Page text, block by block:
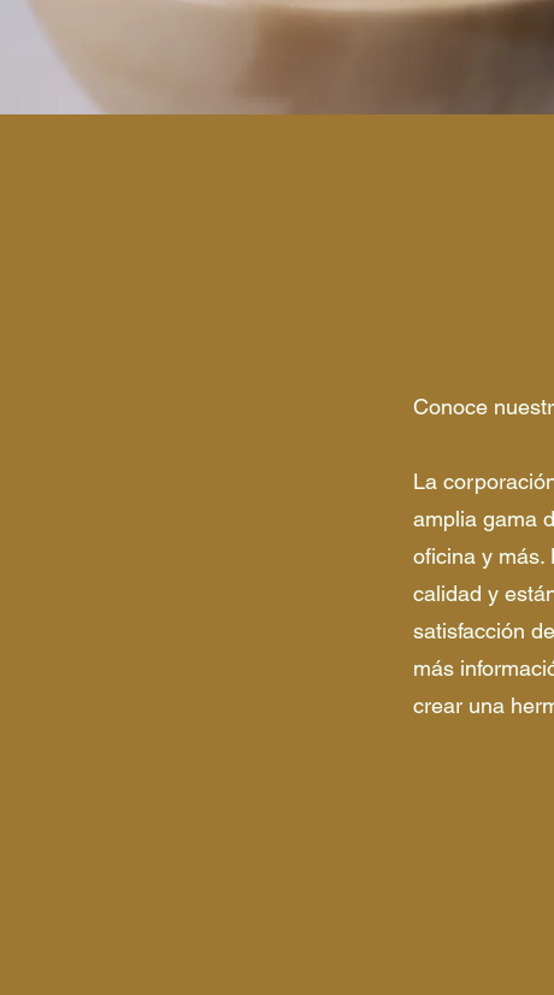
Conoce
La
amplia gama
oficina y más.
calidad y
satisfacción
más
crear una